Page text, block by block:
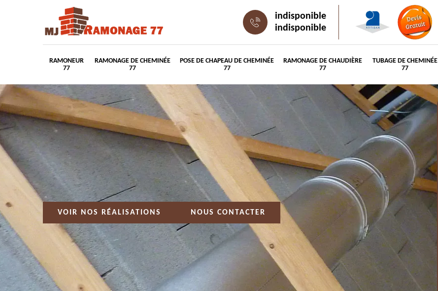
indisponible
indisponible
RAMONEUR
77
RAMONAGE DE CHEMINÉE
77
POSE DE CHAPEAU DE CHEMINÉE
77
RAMONAGE DE CHAUDIÈRE
77
TUBAGE DE CHEMINÉE
77
VOIR NOS RÉALISATIONS NOUS CONTACTER